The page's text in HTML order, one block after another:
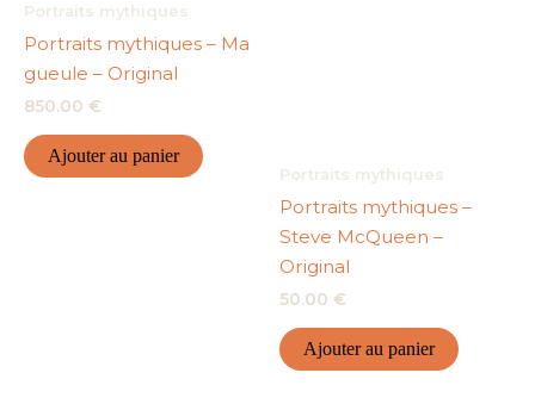
Portraits mythiques
Portraits mythiques – Ma
gueule – Original
850.00 €
Ajouter au panier
Portraits mythiques
Portraits mythiques –
Steve McQueen –
Original
50.00 €
Ajouter au panier